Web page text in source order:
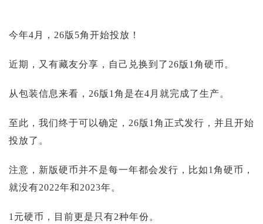
今年4月，26版5角开始投放！
近期，又有藏友分享，自己兑换到了26版1角硬币。
从包装信息来看，26版1角是在4月就完成了生产。
至此，我们终于可以确定，26版1角正式发行，并且开始
投放了。
注意，新版硬币并不是每一年都会发行，比如1角硬币，
就没有2022年和2023年。
1元硬币，目前更是只有2种年份。